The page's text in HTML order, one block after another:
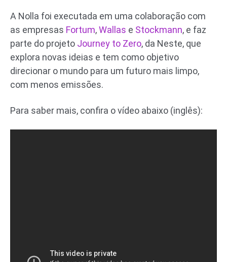
A Nolla foi executada em uma colaboração com
as empresas Fortum,Wallas e Stockmann, e faz
parte do projeto Journey to Zero, da Neste, que
explora novas ideias e tem como objetivo
direcionar o mundo para um futuro mais limpo,
com menos emissões.
Para saber mais, confira o vídeo abaixo (inglês):